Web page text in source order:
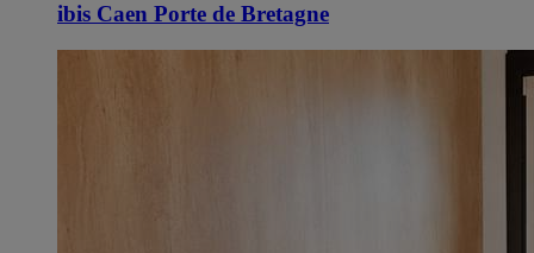
ibis Caen Porte de Bretagne